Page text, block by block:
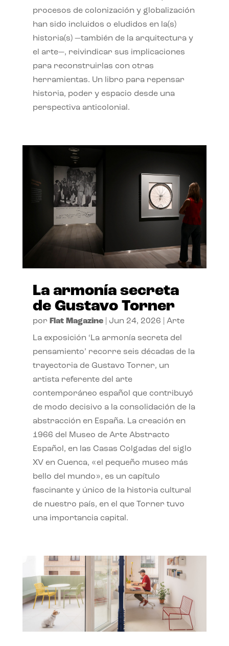
procesos de colonización y globalización
han sido incluidos o eludidos en la(s)
historia(s) —también de la arquitectura y
el arte—, reivindicar sus implicaciones
para reconstruirlas con otras
herramientas. Un libro para repensar
historia, poder y espacio desde una
perspectiva anticolonial.
La armonía secreta
de Gustavo Torner
por Flat Magazine| Jun 24, 2026 Arte
La exposición ‘La armonía secreta del
pensamiento’ recorre seis décadas de la
trayectoria de Gustavo Torner, un
artista referente del arte
contemporáneo español que contribuyó
de modo decisivo a la consolidación de la
abstracción en España. La creación en
1966 del Museo de Arte Abstracto
Español, en las Casas Colgadas del siglo
XV en Cuenca, «el pequeño museo más
bello del mundo», es un capítulo
fascinante y único de la historia cultural
de nuestro país, en el que Torner tuvo
una importancia capital.